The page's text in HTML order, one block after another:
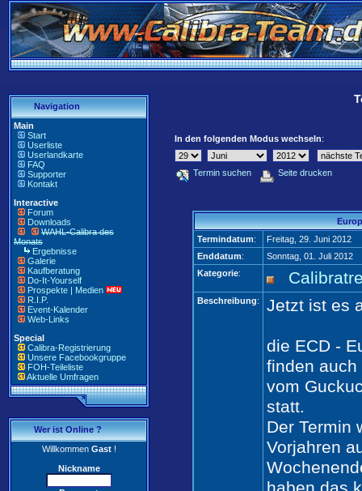
Navigation
Main
Start
Userliste
Userlandkarte
FAQ
Supporter
Kontakt
Interactive
Forum
Downloads
WAHL-Calibra des
Monats
Ergebnisse
Galerie
Kaufberatung
Do-It-Yourself
Prospekte | Medien
R.I.P.
Event-Kalender
Web-Links
Special
Calibra-Registrierung
Unsere Facebookgruppe
FOH-Teileliste
Aktuelle Umfragen
Wer ist Online ?
WillkommenGast!
Nickname
In den folgenden Modus wechseln:
Termin suchen Seite drucken
Termindatum:
Freitag, 29. Juni 2012
Enddatum:
Sonntag, 01. Juli 2012
Kategorie:
Beschreibung: Jetzt ist es
die ECD -
finden
vom
statt.
Der Termin
Vorjahren